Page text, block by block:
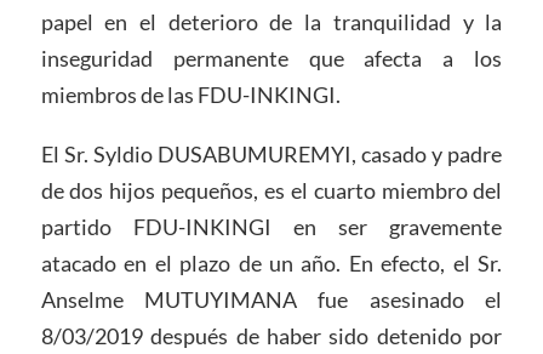
papel en el deterioro de la tranquilidad y la
inseguridad permanente que afecta a los
miembros de las FDU-INKINGI.
El Sr. Syldio DUSABUMUREMYI, casado y padre
de dos hijos pequeños, es el cuarto miembro del
partido FDU-INKINGI en ser gravemente
atacado en el plazo de un año. En efecto, el Sr.
Anselme MUTUYIMANA fue asesinado el
8/03/2019 después de haber sido detenido por